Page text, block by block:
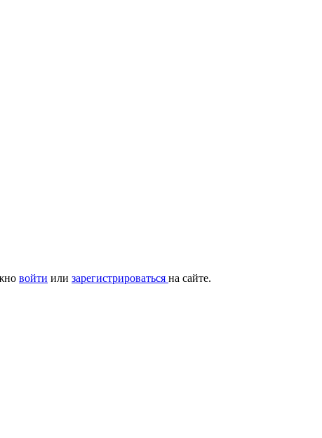
войти или зарегистрироваться на сайте.